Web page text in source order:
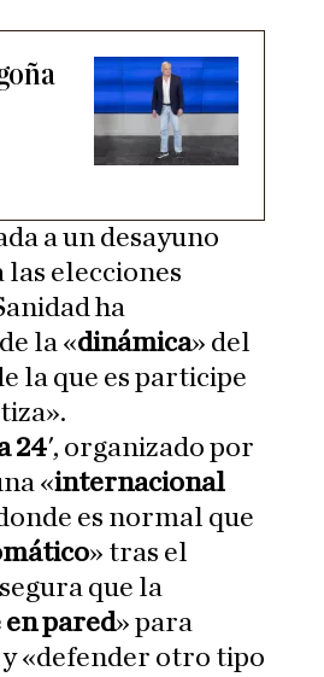
a un desayuno
elecciones
ha
la «dinámica» del
la que es participe
24', organizado por
«internacional
es normal que
» tras el
que la
pared» para
«defender otro tipo